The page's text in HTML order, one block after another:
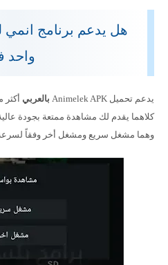
واحد
يدعم تحميل Animelek APK بالعربي
كلاهما يقدم لك مشاهدة ممتعة بجودة
وهما مشغل سريع ومشغل أخر وفقاً لسرعة